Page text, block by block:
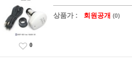
상품가 : 회원공개 (0)
0